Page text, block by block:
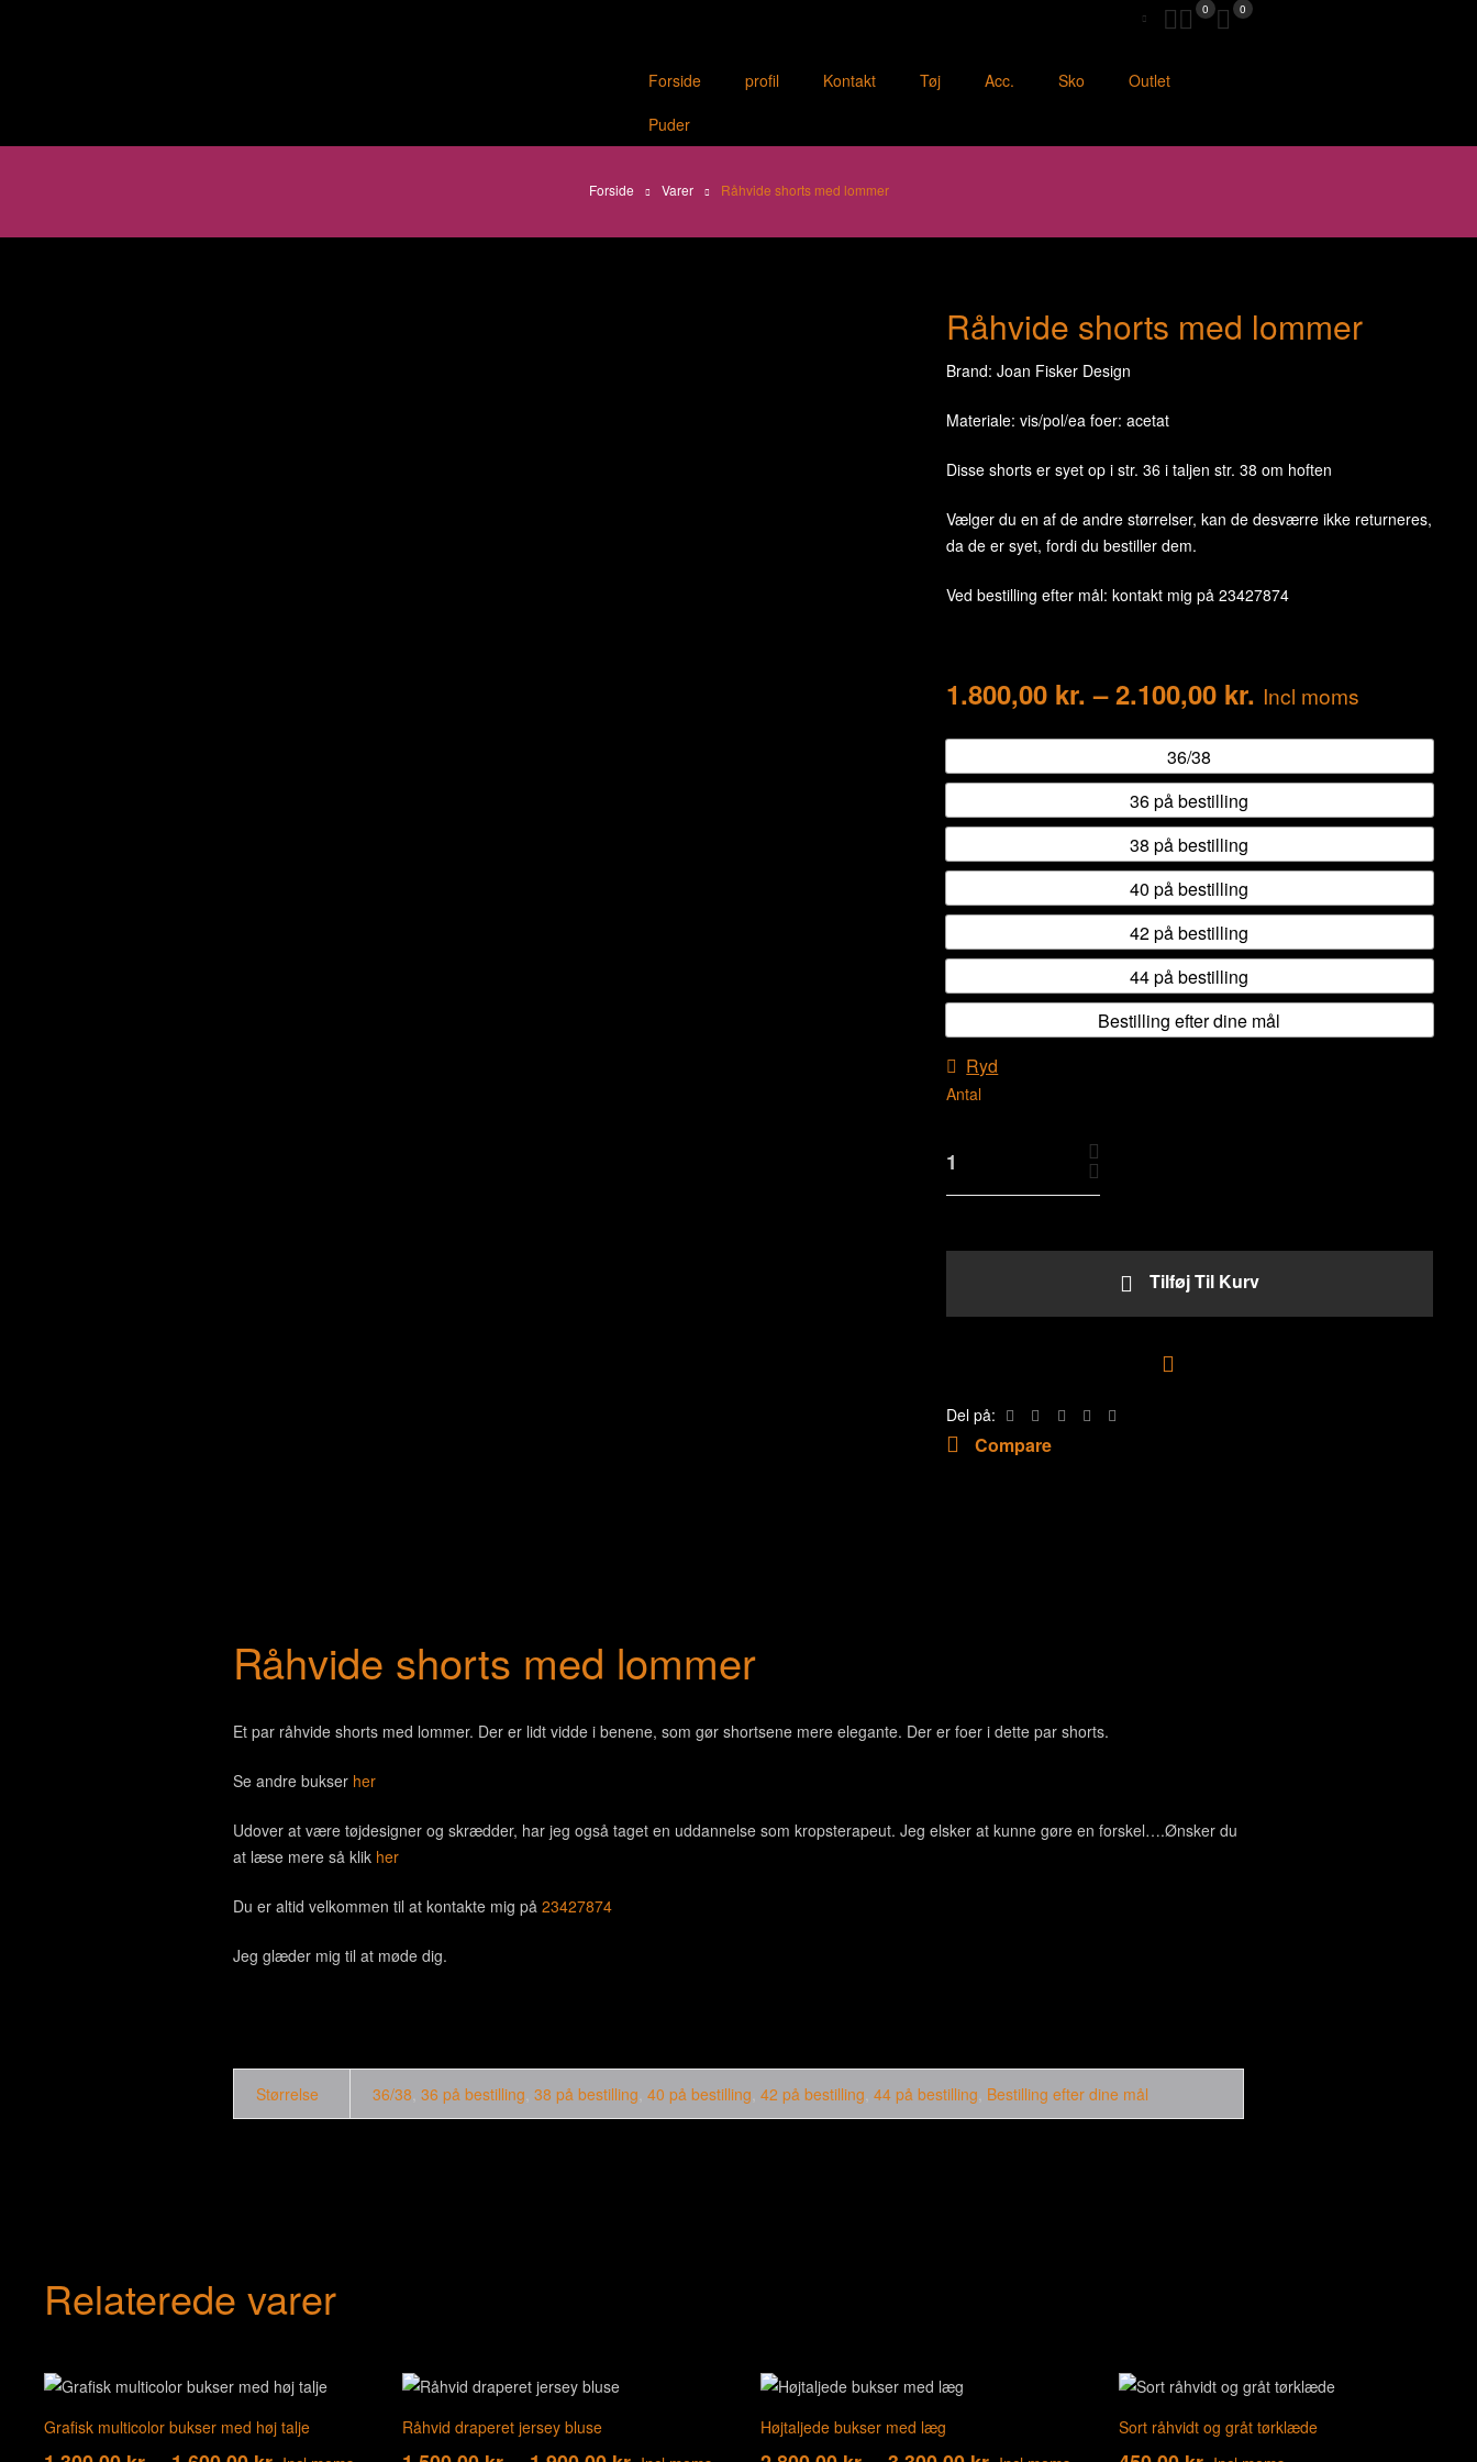
0 0
Forside profil Kontakt Tøj Acc. Sko
Outlet
Puder
Forside Varer Råhvide shorts med lommer
Råhvide shorts med lommer
Brand: Joan Fisker Design
Materiale: vis/pol/ea foer: acetat
Disse shorts er syet op i str. 36 i taljen str. 38 om hoften
Vælger du en af de andre størrelser, kan de desværre ikke returneres,
da de er syet, fordi du bestiller dem.
Ved bestilling efter mål: kontakt mig på 23427874
1.800,00 kr. – 2.100,00 kr. Incl moms
36/38
36 på bestilling
38 på bestilling
40 på bestilling
42 på bestilling
44 på bestilling
Bestilling efter dine mål
Ryd
Antal
Tilføj Til Kurv
Del på:
Compare
Råhvide shorts med lommer
Et par råhvide shorts med lommer. Der er lidt vidde i benene, som gør shortsene mere elegante. Der er foer i dette par shorts.
Se andre bukser her
Udover at være tøjdesigner og skrædder, har jeg også taget en uddannelse som kropsterapeut. Jeg elsker at kunne gøre en forskel….Ønsker du
at læse mere så klik her
Du er altid velkommen til at kontakte mig på 23427874
Jeg glæder mig til at møde dig.
Størrelse 36/38 36 på bestilling 38 på bestilling 40 på bestilling 42 på bestilling 44 på bestilling Bestilling efter dine mål
Relaterede varer
Grafisk multicolor bukser med høj talje Råhvid draperet jersey bluse Højtaljede bukser med læg Sort råhvidt og gråt tørklæde